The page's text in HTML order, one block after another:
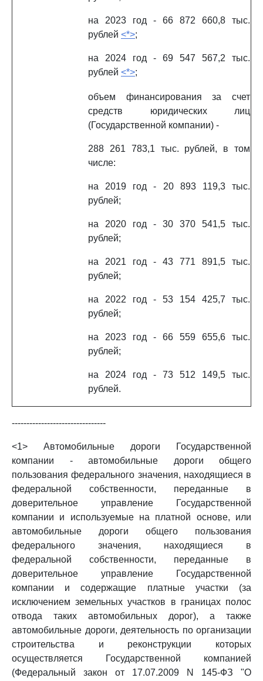
на 2023 год - 66 872 660,8 тыс.
рублей <*>;
на 2024 год - 69 547 567,2 тыс.
рублей <*>;
объем финансирования за счет
средств юридических лиц
(Государственной компании) -
288 261 783,1 тыс. рублей, в том
числе:
на 2019 год - 20 893 119,3 тыс.
рублей;
на 2020 год - 30 370 541,5 тыс.
рублей;
на 2021 год - 43 771 891,5 тыс.
рублей;
на 2022 год - 53 154 425,7 тыс.
рублей;
на 2023 год - 66 559 655,6 тыс.
рублей;
на 2024 год - 73 512 149,5 тыс.
рублей.
--------------------------------
<1> Автомобильные дороги Государственной
компании - автомобильные дороги общего
пользования федерального значения, находящиеся в
федеральной собственности, переданные в
доверительное управление Государственной
компании и используемые на платной основе, или
автомобильные дороги общего пользования
федерального значения, находящиеся в
федеральной собственности, переданные в
доверительное управление Государственной
компании и содержащие платные участки (за
исключением земельных участков в границах полос
отвода таких автомобильных дорог), а также
автомобильные дороги, деятельность по организации
строительства и реконструкции которых
осуществляется Государственной компанией
(Федеральный закон от 17.07.2009 N 145-ФЗ "О